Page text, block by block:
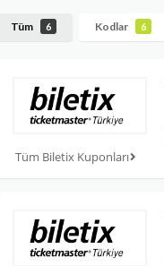
Tüm 6 Kodlar 6
Tüm Biletix Kuponları